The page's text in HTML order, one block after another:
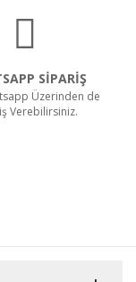
SİPARİŞ
Üzerinden de
Verebilirsiniz.